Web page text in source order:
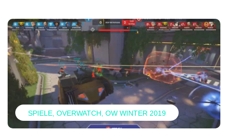
SPIELE OVERWATCH OW WINTER 2019